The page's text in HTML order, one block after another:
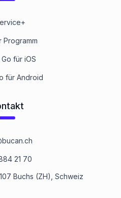
Programm
für iOS
für Android
21 70
Buchs (ZH), Schweiz